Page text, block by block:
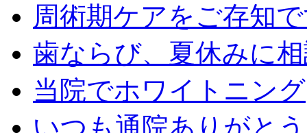
周術期ケアをご存知
歯ならび、夏休みに
当院でホワイトニング
いつも通院ありがと